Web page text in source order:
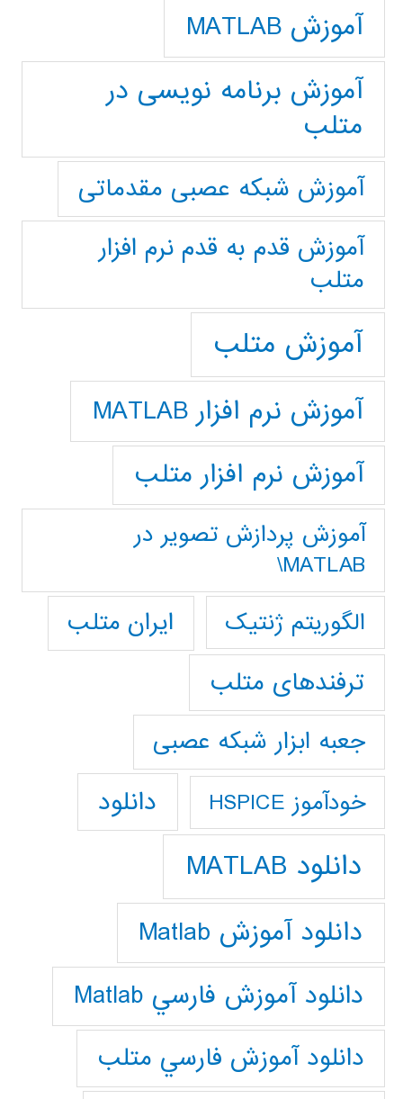
آموزش MATLAB
آموزش برنامه نویسی در
متلب
آموزش شبکه عصبی مقدماتی
آموزش قدم به قدم نرم افزار
متلب
آموزش متلب
آموزش نرم افزار MATLAB
آموزش نرم افزار متلب
آموزش پردازش تصوير در
MATLAB\
الگوریتم ژنتیک
ایران متلب
ترفندهای متلب
جعبه ابزار شبکه عصبی
خودآموز HSPICE دانلود
دانلود MATLAB
دانلود آموزش Matlab
دانلود آموزش فارسي Matlab
دانلود آموزش فارسي متلب